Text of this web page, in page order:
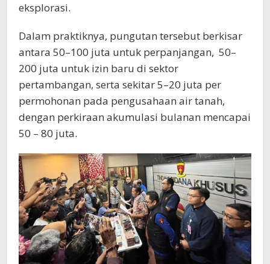
eksplorasi.
Dalam praktiknya, pungutan tersebut berkisar
antara 50–100 juta untuk perpanjangan, 50–
200 juta untuk izin baru di sektor
pertambangan, serta sekitar 5–20 juta per
permohonan pada pengusahaan air tanah,
dengan perkiraan akumulasi bulanan mencapai
50 – 80 juta.